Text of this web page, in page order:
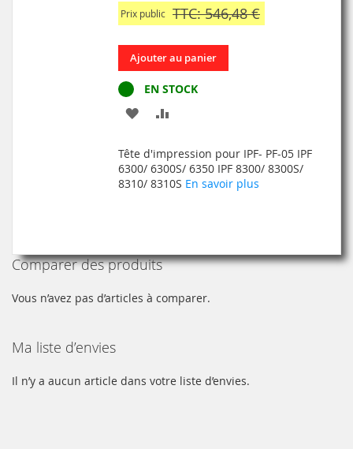
Prix public TTC: 546,48 €
Ajouter au panier
EN STOCK
AJOUTER
MA
COMPARATEUR
Tête d'impression pour IPF- PF-05 IPF
6300/ 6300S/ 6350 IPF 8300/ 8300S/
8310/ 8310S En savoir plus
Comparer des produits
Vous n’avez pas d’articles à comparer.
Ma liste d’envies
Il n’y a aucun article dans votre liste d’envies.